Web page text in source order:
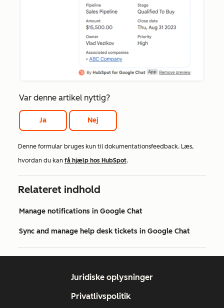
Var denne artikel nyttig?
Ja Nej
Denne formular bruges kun til dokumentationsfeedback. Læs,
hvordan du kan få hjælp hos HubSpot.
Relateret indhold
Manage notifications in Google Chat
Sync and manage help desk tickets in Google Chat
Juridiske oplysninger
Privatlivspolitik